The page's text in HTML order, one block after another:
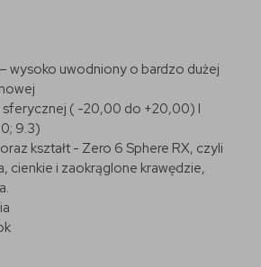
wysoko uwodniony o bardzo dużej
sferycznej ( -20,00 do +20,00) I
9.3)
kształt - Zero 6 Sphere RX, czyli
cienkie i zaokrąglone krawędzie,